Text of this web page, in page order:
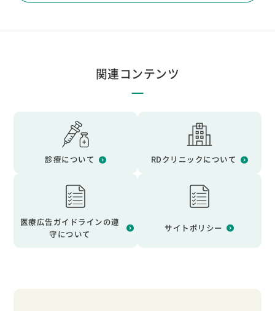
関連コンテンツ
診療について RDクリニックについて
医療広告ガイドラインの遵
守について
サイトポリシー